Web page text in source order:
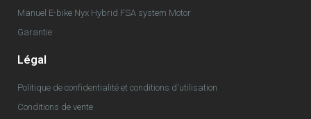
Manuel E-bike Nyx Hybrid FSA system Motor
Garantie
Légal
Politique de confidentialité et conditions d'utilisation
Conditions de vente